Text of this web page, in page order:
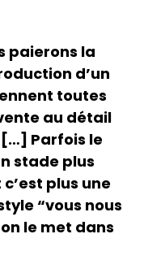
paierons la
d’un
toutes
au détail
[…] Parfois le
stade plus
plus une
“vous nous
le met dans